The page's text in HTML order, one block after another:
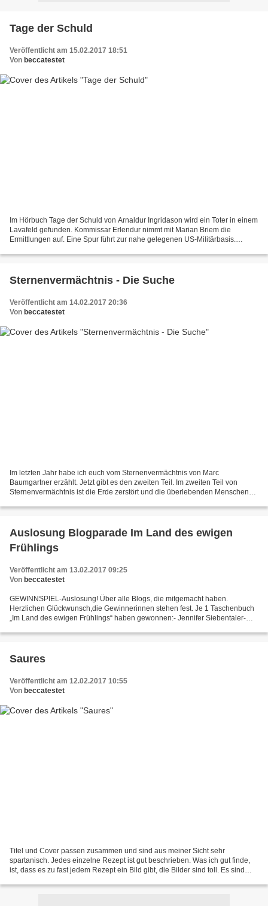
Tage der Schuld
Veröffentlicht am 15.02.2017 18:51
Von beccatestet
Im Hörbuch Tage der Schuld von Arnaldur Ingridason wird ein Toter in einem
Lavafeld gefunden. Kommissar Erlendur nimmt mit Marian Briem die
Ermittlungen auf. Eine Spur führt zur nahe gelegenen US-Militärbasis.
Sternenvermächtnis - Die Suche
Veröffentlicht am 14.02.2017 20:36
Von beccatestet
Im letzten Jahr habe ich euch vom Sternenvermächtnis von Marc
Baumgartner erzählt. Jetzt gibt es den zweiten Teil. Im zweiten Teil von
Sternenvermächtnis ist die Erde zerstört und die überlebenden Menschen
Auslosung Blogparade Im Land des ewigen
Frühlings
Veröffentlicht am 13.02.2017 09:25
Von beccatestet
GEWINNSPIEL-Auslosung! Über alle Blogs, die mitgemacht haben.
Herzlichen Glückwunsch,die Gewinnerinnen stehen fest. Je 1 Taschenbuch
„Im Land des ewigen Frühlings“ haben gewonnen:- Jennifer Siebentaler-
Saures
Veröffentlicht am 12.02.2017 10:55
Von beccatestet
Titel und Cover passen zusammen und sind aus meiner Sicht sehr
spartanisch. Jedes einzelne Rezept ist gut beschrieben. Was ich gut finde,
ist, dass es zu fast jedem Rezept ein Bild gibt, die Bilder sind toll. Es sind